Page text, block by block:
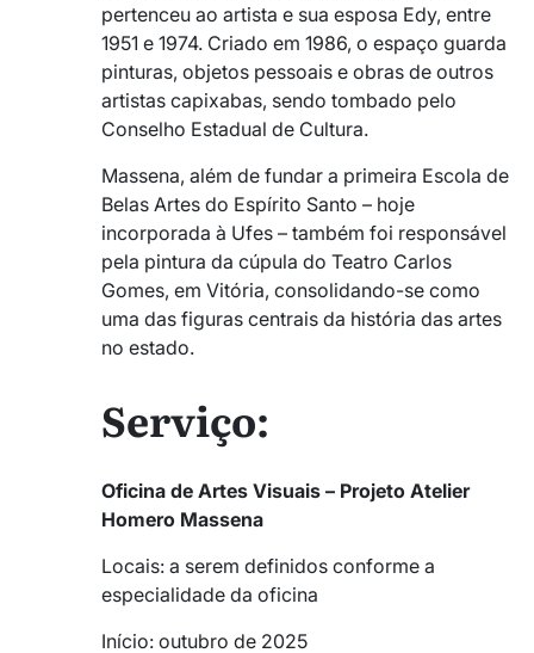
pertenceu ao artista e sua esposa Edy, entre
1951 e 1974. Criado em 1986, o espaço guarda
pinturas, objetos pessoais e obras de outros
artistas capixabas, sendo tombado pelo
Conselho Estadual de Cultura.
Massena, além de fundar a primeira Escola de
Belas Artes do Espírito Santo – hoje
incorporada à Ufes – também foi responsável
pela pintura da cúpula do Teatro Carlos
Gomes, em Vitória, consolidando-se como
uma das figuras centrais da história das artes
no estado.
Serviço:
Oficina de Artes Visuais – Projeto Atelier
Homero Massena
Locais: a serem definidos conforme a
especialidade da oficina
Início: outubro de 2025